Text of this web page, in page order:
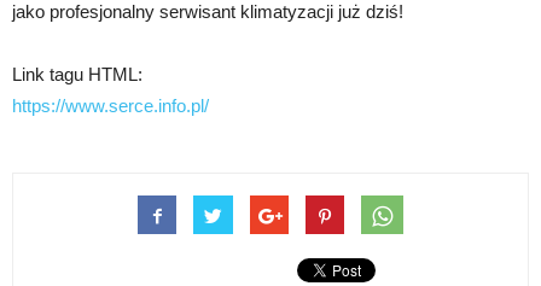
jako profesjonalny serwisant klimatyzacji już dziś!
Link tagu HTML:
https://www.serce.info.pl/